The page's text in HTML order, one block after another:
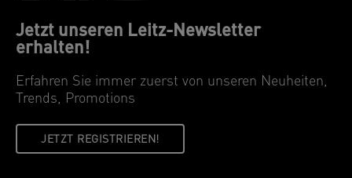
Jetzt unseren Leitz-Newsletter
erhalten!
Erfahren Sie immer zuerst von unseren Neuheiten,
Trends, Promotions
JETZT REGISTRIEREN!